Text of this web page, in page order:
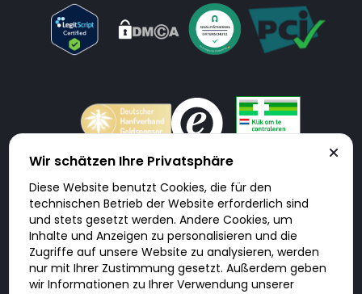
Doktorabc.com ist eine Vermittlungsplattform. Doktorabc ist ausdrücklich
keine Internetapotheke. Doktorabc bietet keine Medikamente oder
sonstige Produkte an oder liefert diese. Jegliche Informationen zu
Produkten, Medikamenten und Preisen auf der Internetseite beinhalten
kein Angebot von Doktorabc an Sie. Für die Einhaltung der in Ihrem Land
geltenden Gesetze und sonstigen Rechtsvorschriften sind Sie als Nutzer
selbst verantwortlich. Die Nutzung unseres Services auf Doktorabc durch
Sie erfolgt auf eigenes Risiko und in eigener Verantwortung. Sie erklären,
diese Internetseite aus eigener Initiative zu besuchen und zu nutzen.
Wir schätzen Ihre Privatsphäre
Diese Website benutzt Cookies, die für den
technischen Betrieb der Website erforderlich sind
und stets gesetzt werden. Andere Cookies, um
Inhalte und Anzeigen zu personalisieren und die
Zugriffe auf unsere Website zu analysieren, werden
nur mit Ihrer Zustimmung gesetzt. Außerdem geben
wir Informationen zu Ihrer Verwendung unserer